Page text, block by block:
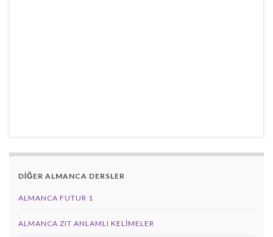
DİĞER ALMANCA DERSLER
ALMANCA FUTUR 1
ALMANCA ZIT ANLAMLI KELIMELER